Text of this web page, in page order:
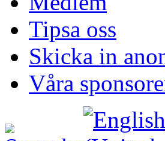
Tipsa oss
Skicka in
Våra